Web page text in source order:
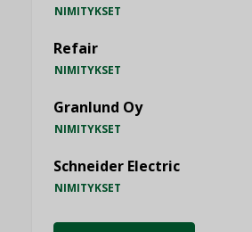
NIMITYKSET
Refair
NIMITYKSET
Granlund Oy
NIMITYKSET
Schneider Electric
NIMITYKSET